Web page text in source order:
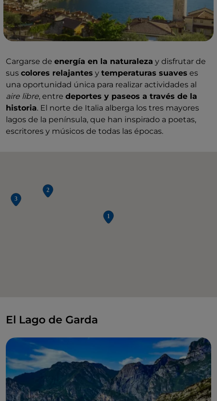
Cargarse de energía en la naturaleza y disfrutar de
sus colores relajantes y temperaturas suaves es
una oportunidad única para realizar actividades al
aire libre, entre deportes y paseos a través de la
historia. El norte de Italia alberga los tres mayores
lagos de la península, que han inspirado a poetas,
escritores y músicos de todas las épocas.
El Lago de Garda